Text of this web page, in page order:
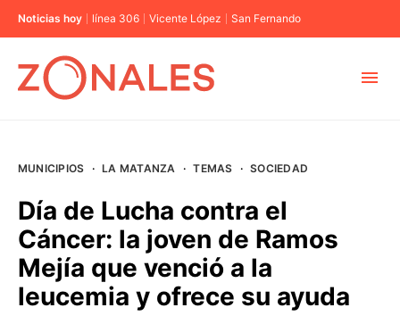
Noticias hoy línea 306 Vicente López San Fernando
BUENOS AIRES
PROVINCIAS
MUNICIPIOS · LA MATANZA · TEMAS · SOCIEDAD
Día de Lucha contra el
Cáncer: la joven de Ramos
Mejía que venció a la
leucemia y ofrece su ayuda